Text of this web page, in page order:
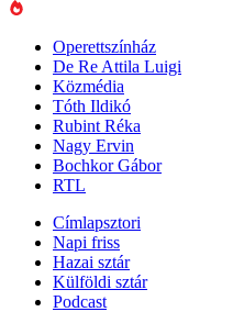
Operettszínház
De Re Attila Luigi
Közmédia
Tóth Ildikó
Rubint Réka
Nagy Ervin
Bochkor Gábor
RTL
Címlapsztori
Napi friss
Hazai sztár
Külföldi sztár
Podcast